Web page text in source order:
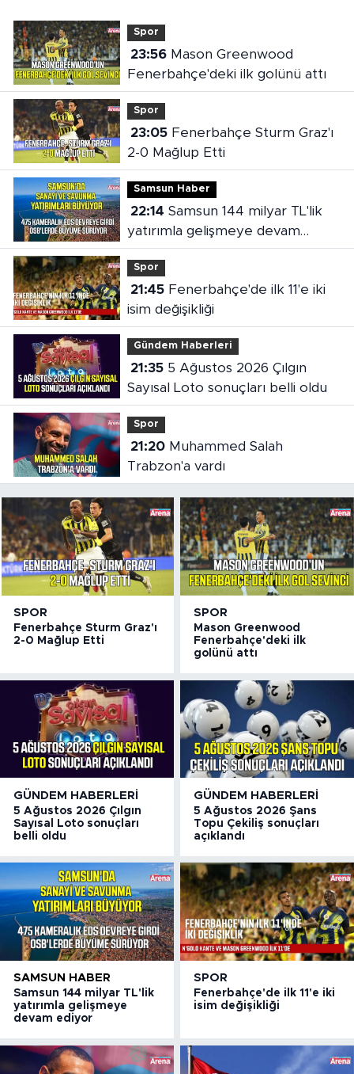
Spor
23:56Mason Greenwood
Fenerbahçe'deki ilk golünü attı
Spor
23:05Fenerbahçe Sturm Graz'ı
2-0 Mağlup Etti
Samsun Haber
22:14
yatırımla gelişmeye devam
ediyor
Spor
21:45Fenerbahçe'de ilk 11'e iki
isim değişikliği
Gündem Haberleri
21:355 Ağustos 2026 Çılgın
Sayısal Loto sonuçları belli oldu
Spor
21:20Muhammed Salah
Trabzon'a vardı
SPOR
Fenerbahçe Sturm Graz'ı
2-0 Mağlup Etti
SPOR
Mason Greenwood
Fenerbahçe'deki ilk
golünü attı
GÜNDEM HABERLERI
5 Ağustos 2026 Çılgın
Sayısal Loto sonuçları
belli oldu
GÜNDEM HABERLERI
5 Ağustos 2026 Şans
Topu Çekiliş sonuçları
açıklandı
SAMSUN HABER
Samsun 144 milyar TL'lik
yatırımla gelişmeye
devam ediyor
SPOR
Fenerbahçe'de ilk 11'e iki
isim değişikliği